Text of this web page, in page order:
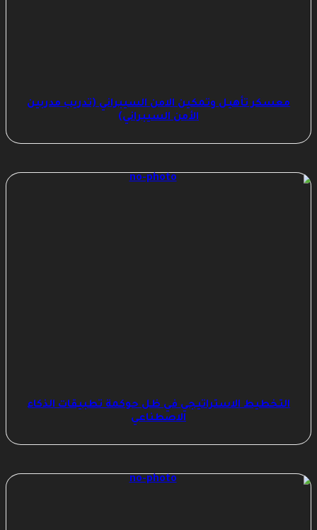
معسكر تأهيل وتمكين الامن السيبراني (تدريب مدربين
الأمن السيبراني)
التخطيط الاستراتيجي في ظل حوكمة تطبيقات الذكاء
الاصطناعي